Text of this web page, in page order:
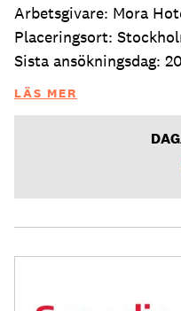
Arbetsgivare: Mora
Placeringsort:
Sista ansökningsdag:
LÄS MER